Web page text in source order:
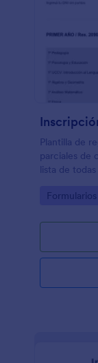
Plantilla de
parciales de
lista de
catedráticos
Go to